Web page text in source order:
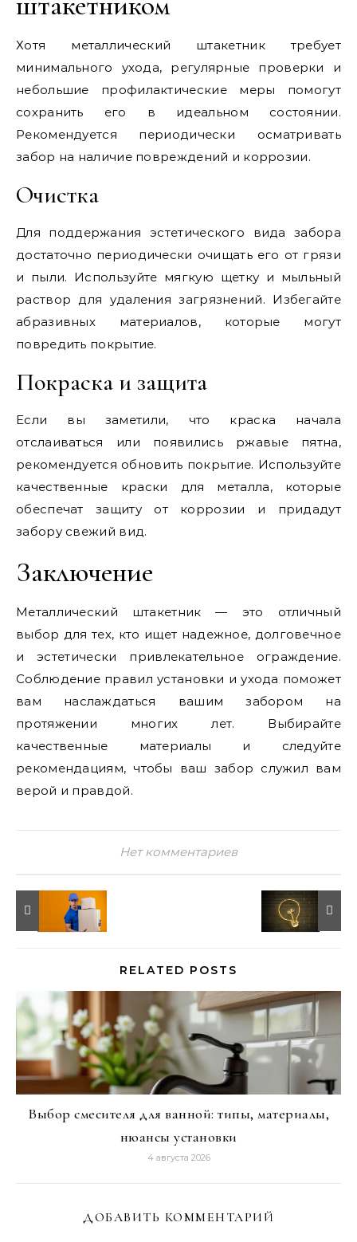
Хотя металлический штакетник требует
минимального ухода, регулярные проверки и
небольшие профилактические меры помогут
сохранить его в идеальном состоянии.
Рекомендуется периодически осматривать
забор на наличие повреждений и коррозии.
Очистка
Для поддержания эстетического вида забора
достаточно периодически очищать его от грязи
и пыли. Используйте мягкую щетку и мыльный
раствор для удаления загрязнений. Избегайте
абразивных материалов, которые могут
повредить покрытие.
Покраска и защита
Если вы заметили, что краска начала
отслаиваться или появились ржавые пятна,
рекомендуется обновить покрытие. Используйте
качественные краски для металла, которые
обеспечат защиту от коррозии и придадут
забору свежий вид.
Заключение
Металлический штакетник — это отличный
выбор для тех, кто ищет надежное, долговечное
и эстетически привлекательное ограждение.
Соблюдение правил установки и ухода поможет
вам наслаждаться вашим забором на
протяжении многих лет. Выбирайте
качественные материалы и следуйте
рекомендациям, чтобы ваш забор служил вам
верой и правдой.
Нет комментариев
RELATED POSTS
Выбор смесителя для ванной: типы, материалы,
нюансы установки
4 августа 2026
ДОБАВИТЬ КОММЕНТАРИЙ